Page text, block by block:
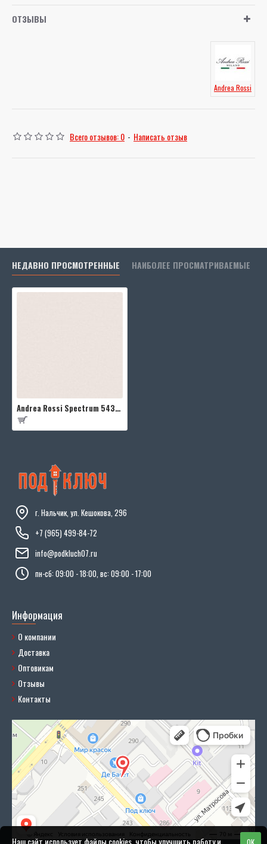
ОТЗЫВЫ
Andrea Rossi
Всего отзывов: 0 - Написать отзыв
НЕДАВНО ПРОСМОТРЕННЫЕ НАИБОЛЕЕ ПРОСМАТРИВАЕМЫЕ
Andrea Rossi Spectrum 54337-16
г. Нальчик, ул. Кешокова, 296
+7 (965) 499-84-72
info@podkluch07.ru
пн-сб: 09:00 - 18:00, вс: 09:00 - 17:00
Информация
О компании
Доставка
Оптовикам
Отзывы
Контакты
Наш сайт использует файлы cookies, чтобы улучшить работу и